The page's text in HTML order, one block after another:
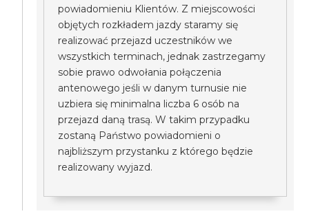
powiadomieniu Klientów. Z miejscowości
objętych rozkładem jazdy staramy się
realizować przejazd uczestników we
wszystkich terminach, jednak zastrzegamy
sobie prawo odwołania połączenia
antenowego jeśli w danym turnusie nie
uzbiera się minimalna liczba 6 osób na
przejazd daną trasą. W takim przypadku
zostaną Państwo powiadomieni o
najbliższym przystanku z którego będzie
realizowany wyjazd.